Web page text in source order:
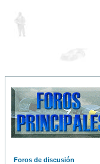
Foros de discusión